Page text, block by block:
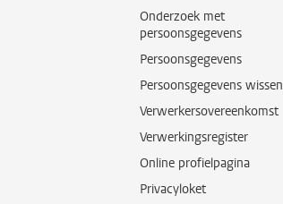
Onderzoek met
persoonsgegevens
Persoonsgegevens
Persoonsgegevens wissen
Verwerkersovereenkomst
Verwerkingsregister
Online profielpagina
Privacyloket